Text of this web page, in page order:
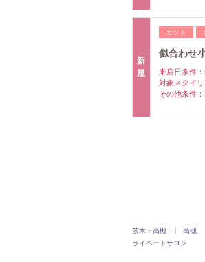
新
規
カット
似合わせ
来店日条件：
対象スタイリ
その他条件：
茨木・高槻 高槻
ライベートサロン